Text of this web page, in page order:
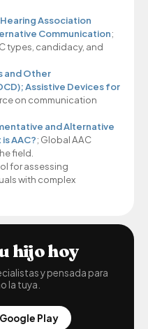
Association
Communication;
types, candidacy, and
and Other
Assistive Devices for
on communication
and Alternative
AAC?; Global AAC
field.
for assessing
with complex
hijo hoy
y pensada para
la tuya.
Google Play